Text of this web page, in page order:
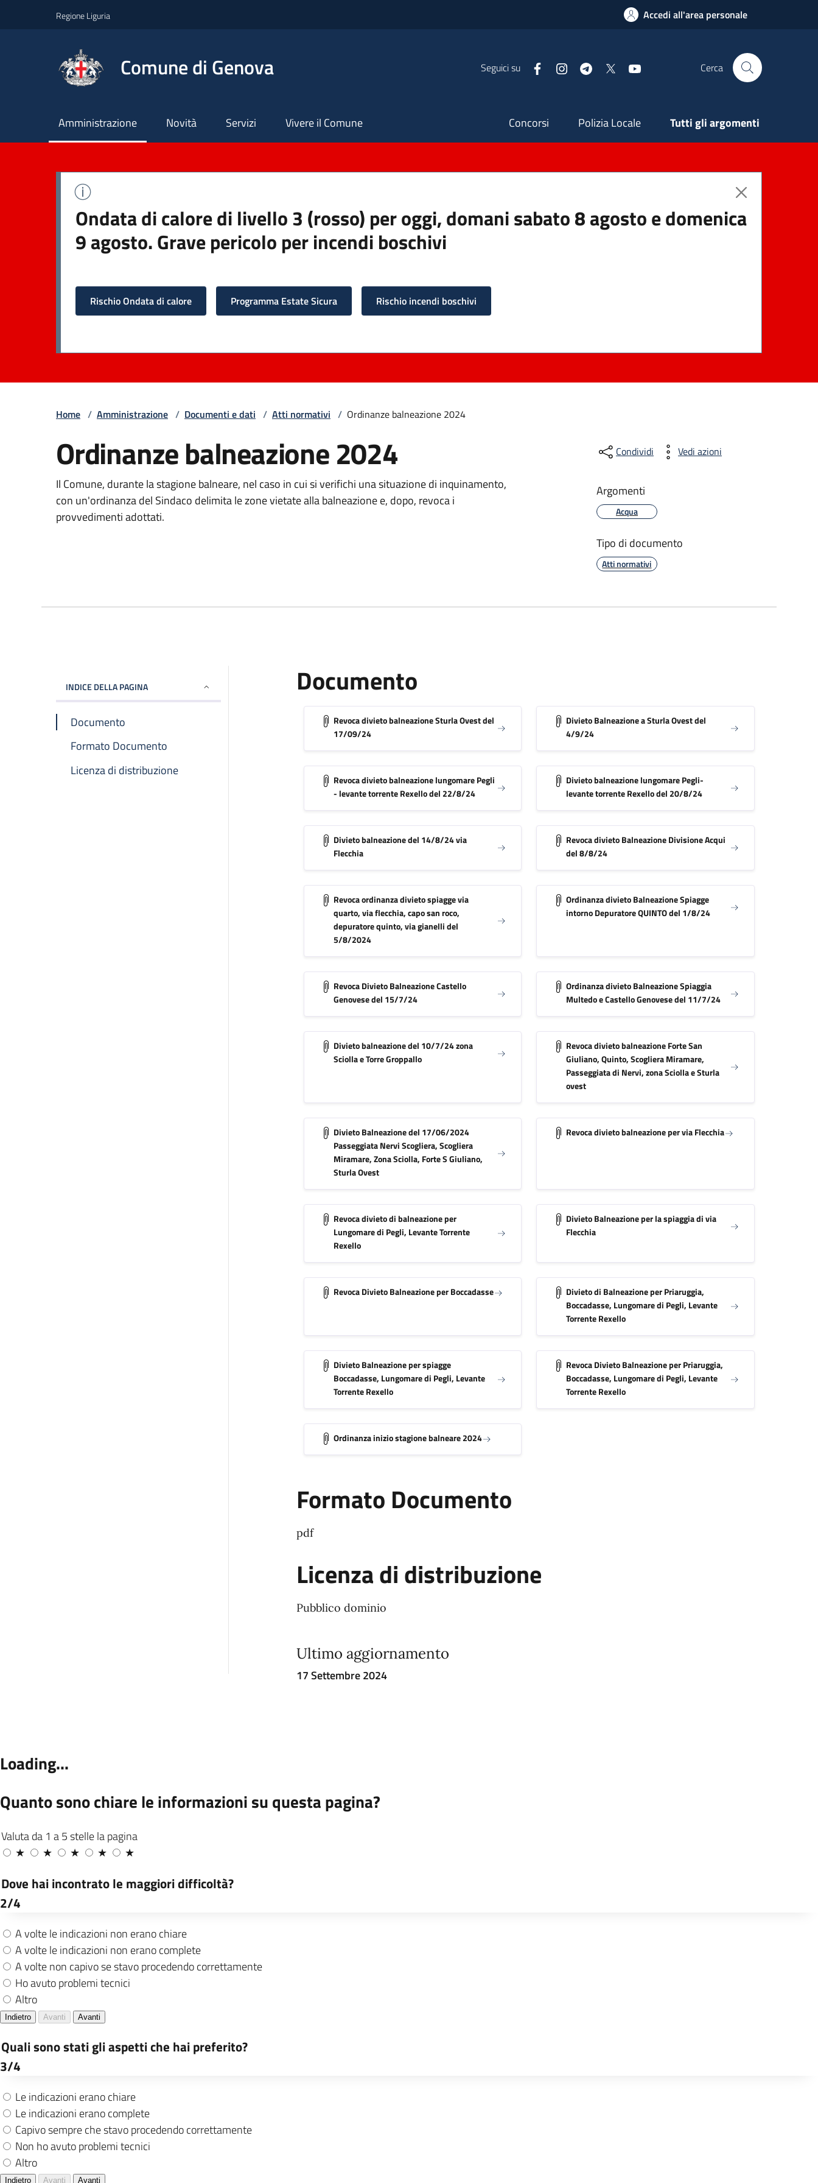
Regione Liguria Accedi all'area personale
Comune di Genova Seguici su FacebookInstagramTelegram Cerca
Principale
Amministrazione Novità Servizi Vivere il Comune Secondaria
Concorsi Polizia Locale Tutti gli argomenti
Ondata di calore di livello 3 (rosso) per oggi, domani sabato 8 agosto e domenica
9 agosto. Grave pericolo per incendi boschivi
Rischio Ondata di calore Programma Estate Sicura Rischio incendi boschivi
Home / Amministrazione / Documenti e dati / Atti normativi / Ordinanze balneazione 2024
Ordinanze balneazione 2024
Il Comune, durante la stagione balneare, nel caso in cui si verifichi una situazione di inquinamento,
con un'ordinanza del Sindaco delimita le zone vietate alla balneazione e, dopo, revoca i
provvedimenti adottati.
Condividi Vedi azioni
Argomenti
Acqua
Tipo di documento
Atti normativi
INDICE DELLA PAGINA
Documento
Formato Documento
Licenza di distribuzione
Documento
Revoca divieto balneazione Sturla Ovest del
17/09/24
Divieto Balneazione a Sturla Ovest del
4/9/24
Revoca divieto balneazione lungomare Pegli
- levante torrente Rexello del 22/8/24
Divieto balneazione lungomare Pegli-
levante torrente Rexello del 20/8/24
Divieto balneazione del 14/8/24 via
Flecchia
Revoca divieto Balneazione Divisione Acqui
del 8/8/24
Revoca ordinanza divieto spiagge via
quarto, via flecchia, capo san roco,
depuratore quinto, via gianelli del
5/8/2024
Ordinanza divieto Balneazione Spiagge
intorno Depuratore QUINTO del 1/8/24
Revoca Divieto Balneazione Castello
Genovese del 15/7/24
Ordinanza divieto Balneazione Spiaggia
Multedo e Castello Genovese del 11/7/24
Divieto balneazione del 10/7/24 zona
Sciolla e Torre Groppallo
Revoca divieto balneazione Forte San
Giuliano, Quinto, Scogliera Miramare,
Passeggiata di Nervi, zona Sciolla e Sturla
ovest
Divieto Balneazione del 17/06/2024
Passeggiata Nervi Scogliera, Scogliera
Miramare, Zona Sciolla, Forte S Giuliano,
Sturla Ovest
Revoca divieto balneazione per via Flecchia
Revoca divieto di balneazione per
Lungomare di Pegli, Levante Torrente
Rexello
Divieto Balneazione per la spiaggia di via
Flecchia
Revoca Divieto Balneazione per Boccadasse
Divieto di Balneazione per Priaruggia,
Boccadasse, Lungomare di Pegli, Levante
Torrente Rexello
Divieto Balneazione per spiagge
Boccadasse, Lungomare di Pegli, Levante
Torrente Rexello
Revoca Divieto Balneazione per Priaruggia,
Boccadasse, Lungomare di Pegli, Levante
Torrente Rexello
Ordinanza inizio stagione balneare 2024
Formato Documento
pdf
Licenza di distribuzione
Pubblico dominio
Ultimo aggiornamento
17 Settembre 2024